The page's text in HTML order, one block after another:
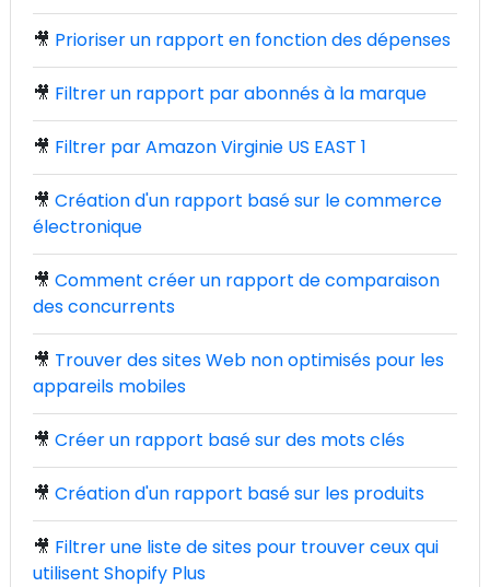
🎥 Prioriser un rapport en fonction des dépenses
🎥 Filtrer un rapport par abonnés à la marque
🎥 Filtrer par Amazon Virginie US EAST 1
🎥 Création d'un rapport basé sur le commerce
électronique
🎥 Comment créer un rapport de comparaison
des concurrents
🎥 Trouver des sites Web non optimisés pour les
appareils mobiles
🎥 Créer un rapport basé sur des mots clés
🎥 Création d'un rapport basé sur les produits
🎥 Filtrer une liste de sites pour trouver ceux qui
utilisent Shopify Plus